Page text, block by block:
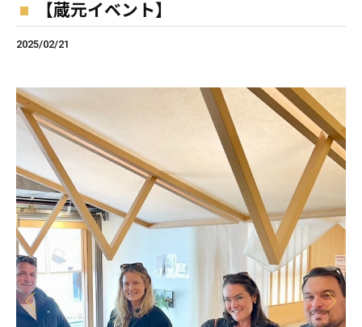
【蔵元イベント】
2025/02/21